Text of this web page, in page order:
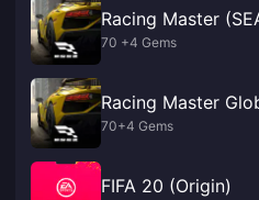
Racing Master
70 +4 Gems
Racing Master
70+4 Gems
FIFA 20 (Origin)